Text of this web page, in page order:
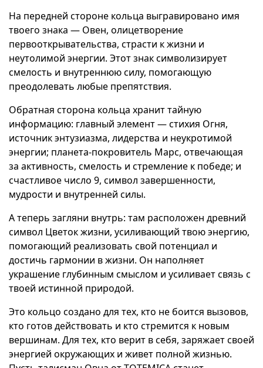
На передней стороне кольца выгравировано имя
твоего знака — Овен, олицетворение
первооткрывательства, страсти к жизни и
неутолимой энергии. Этот знак символизирует
смелость и внутреннюю силу, помогающую
преодолевать любые препятствия.
Обратная сторона кольца хранит тайную
информацию: главный элемент — стихия Огня,
источник энтузиазма, лидерства и неукротимой
энергии; планета-покровитель Марс, отвечающая
за активность, смелость и стремление к победе; и
счастливое число 9, символ завершенности,
мудрости и внутренней силы.
А теперь загляни внутрь: там расположен древний
символ Цветок жизни, усиливающий твою энергию,
помогающий реализовать свой потенциал и
достичь гармонии в жизни. Он наполняет
украшение глубинным смыслом и усиливает связь с
твоей истинной природой.
Это кольцо создано для тех, кто не боится вызовов,
кто готов действовать и кто стремится к новым
вершинам. Для тех, кто верит в себя, заряжает своей
энергией окружающих и живет полной жизнью.